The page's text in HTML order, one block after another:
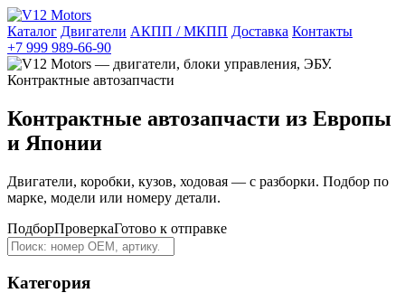
Каталог Двигатели АКПП / МКПП Доставка Контакты
+7 999 989-66-90
Контрактные автозапчасти из Европы
и Японии
Двигатели, коробки, кузов, ходовая — с разборки. Подбор по
марке, модели или номеру детали.
ПодборПроверкаГотово к отправке
Категория